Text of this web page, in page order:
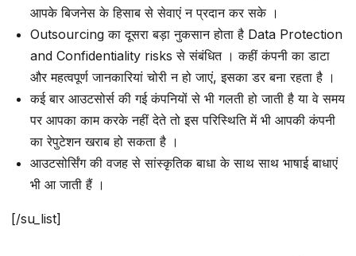
आपके बिजनेस के हिसाब से सेवाएं न प्रदान कर सके ।
Outsourcing का दूसरा बड़ा नुकसान होता है Data Protection
and Confidentiality risks से संबंधित । कहीं कंपनी का डाटा
और महत्वपूर्ण जानकारियां चोरी न हो जाएं, इसका डर बना रहता है ।
कई बार आउटसोर्स की गई कंपनियों से भी गलती हो जाती है या वे समय
पर आपका काम करके नहीं देते तो इस परिस्थिति में भी आपकी कंपनी
का रेपुटेशन खराब हो सकता है ।
आउटसोर्सिंग की वजह से सांस्कृतिक बाधा के साथ साथ भाषाई बाधाएं
भी आ जाती हैं ।
[/su_list]